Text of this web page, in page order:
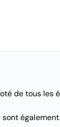
de tous